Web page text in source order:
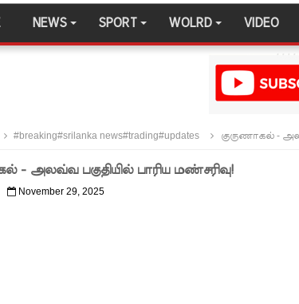
தரம் 5 புலமைப்பரிசில் பரீட்சை தொடர்பில்
உறுப்பினர்களின் சம்பளம் உயர்த்தப்படவில்லை:
மற்றும் பல்லன்சேன சிறைச்சாலைகளின் நிலைமை
NEWS SPORT WOLRD VIDEO
#breaking#srilanka news#trading#updates குருணாகல் -
- அலவ்வ பகுதியில் பாரிய மண்சரிவு!
November 29, 2025